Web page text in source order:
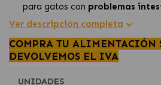
para gatos con problemas
Sonaltamente digestibles
reacciones
adversas
Ofrecen una nutricióncompleta
contribuyendo además a una
Ver descripción completa
COMPRA TU ALIMENTACIÓN
DEVOLVEMOS EL IVA
UNIDADES